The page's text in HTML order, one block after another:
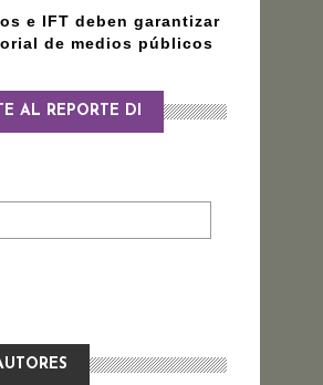
e IFT deben garantizar
de medios públicos
AL REPORTE DI